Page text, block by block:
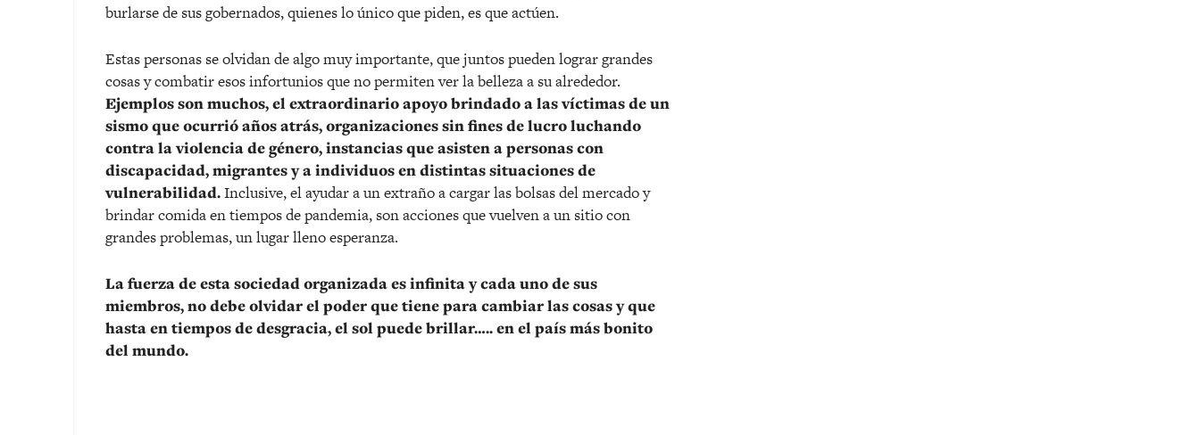
burlarse de sus gobernados, quienes lo único que piden, es que actúen.
Estas personas se olvidan de algo muy importante, que juntos pueden lograr grandes
cosas y combatir esos infortunios que no permiten ver la belleza a su alrededor.
Ejemplos son muchos, el extraordinario apoyo brindado a las víctimas de un
sismo que ocurrió años atrás, organizaciones sin fines de lucro luchando
contra la violencia de género, instancias que asisten a personas con
discapacidad, migrantes y a individuos en distintas situaciones de
vulnerabilidad.Inclusive, el ayudar a un extraño a cargar las bolsas del mercado y
brindar comida en tiempos de pandemia, son acciones que vuelven a un sitio con
grandes problemas, un lugar lleno esperanza.
La fuerza de esta sociedad organizada es infinita y cada uno de sus
miembros, no debe olvidar el poder que tiene para cambiar las cosas y que
hasta en tiempos de desgracia, el sol puede brillar….. en el país más bonito
del mundo.